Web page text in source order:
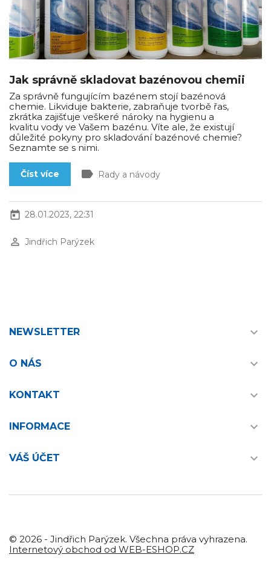
Jak správně skladovat bazénovou chemii
Za správně fungujícím bazénem stojí bazénová
chemie. Likviduje bakterie, zabraňuje tvorbě řas,
zkrátka zajišťuje veškeré nároky na hygienu a
kvalitu vody ve Vašem bazénu. Víte ale, že existují
důležité pokyny pro skladování bazénové chemie?
Seznamte se s nimi.
Číst více label Rady a návody
today 28.01.2023, 22:31
perm_identity Jindřich Parýzek
NEWSLETTER 
O NÁS 
KONTAKT 
INFORMACE 
VÁŠ ÚČET 
© 2026 - Jindřich Parýzek. Všechna práva vyhrazena.
Internetový obchod od WEB-ESHOP.CZ